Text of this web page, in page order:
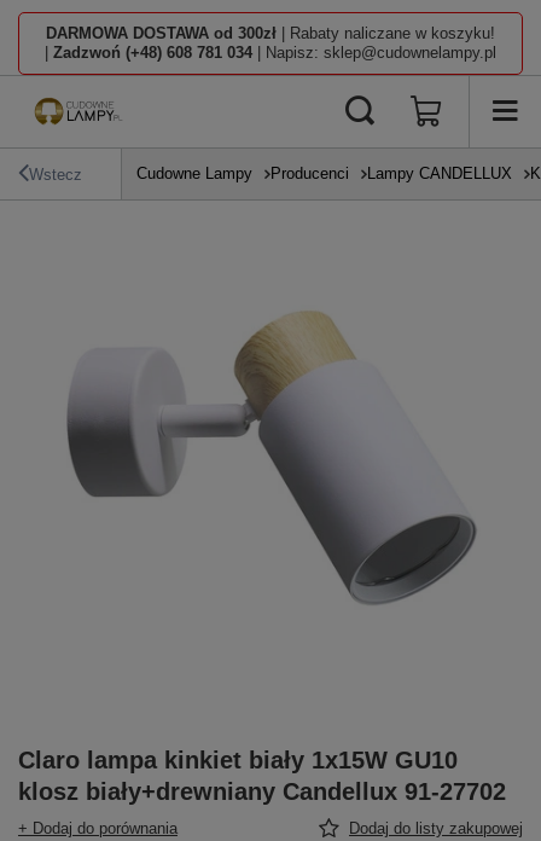
DARMOWA DOSTAWA od 300zł | Rabaty naliczane w koszyku!
Zadzwoń (+48) 608 781 034 | Napisz: sklep@cudownelampy.pl
Wstecz Cudowne Lampy Producenci Lampy CANDELLUX
Claro lampa kinkiet biały 1x15W GU10
klosz biały+drewniany Candellux 91-27702
+ Dodaj do porównania Dodaj do listy zakupowej